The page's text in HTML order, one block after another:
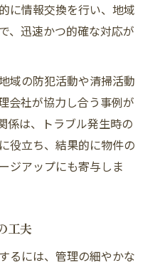
に情報交換を行い、地域
、迅速かつ的確な対応が
域の防犯活動や清掃活動
会社が協力し合う事例が
係は、トラブル発生時の
役立ち、結果的に物件の
ジアップにも寄与しま
工夫
るには、管理の細やかな